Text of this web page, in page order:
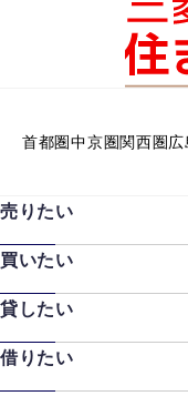
首都圏中京圏関西圏広
売りたい
買いたい
貸したい
借りたい